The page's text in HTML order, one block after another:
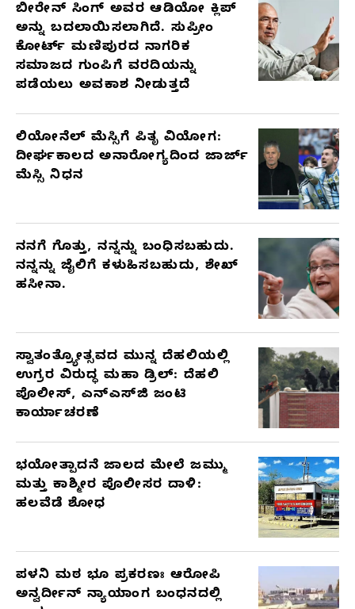
ಬೀರೇನ್ ಸಿಂಗ್ ಅವರ ಆಡಿಯೋ ಕ್ಲಿಪ್
ಅನ್ನು ಬದಲಾಯಿಸಲಾಗಿದೆ. ಸುಪ್ರೀಂ
ಕೋರ್ಟ್ ಮಣಿಪುರದ ನಾಗರಿಕ
ಸಮಾಜದ ಗುಂಪಿಗೆ ವರದಿಯನ್ನು
ಪಡೆಯಲು ಅವಕಾಶ ನೀಡುತ್ತದೆ
ಲಿಯೋನೆಲ್ ಮೆಸ್ಸಿಗೆ ಪಿತೃ ವಿಯೋಗ:
ದೀರ್ಘಕಾಲದ ಅನಾರೋಗ್ಯದಿಂದ ಜಾರ್ಜ್
ಮೆಸ್ಸಿ ನಿಧನ
ನನಗೆ ಗೊತ್ತು, ನನ್ನನ್ನು ಬಂಧಿಸಬಹುದು.
ನನ್ನನ್ನು ಜೈಲಿಗೆ ಕಳುಹಿಸಬಹುದು, ಶೇಖ್
ಹಸೀನಾ.
ಸ್ವಾತಂತ್ರ್ಯೋತ್ಸವದ ಮುನ್ನ ದೆಹಲಿಯಲ್ಲಿ
ಉಗ್ರರ ವಿರುದ್ಧ ಮಹಾ ಡ್ರಿಲ್: ದೆಹಲಿ
ಪೊಲೀಸ್, ಎನ್‌ಎಸ್‌ಜಿ ಜಂಟಿ
ಕಾರ್ಯಾಚರಣೆ
ಭಯೋತ್ಪಾದನೆ ಜಾಲದ ಮೇಲೆ ಜಮ್ಮು
ಮತ್ತು ಕಾಶ್ಮೀರ ಪೊಲೀಸರ ದಾಳಿ:
ಹಲವೆಡೆ ಶೋಧ
ಪಳನಿ ಮಠ ಭೂ ಪ್ರಕರಣಃ ಆರೋಪಿ
ಅನ್ವರ್ದೀನ್ ನ್ಯಾಯಾಂಗ ಬಂಧನದಲ್ಲಿ